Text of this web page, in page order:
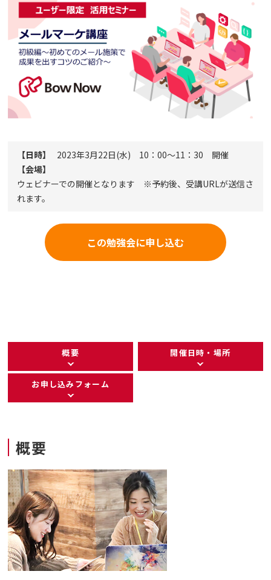
セミナー
お問い合わせ
代理店の方はこちら
マニュアルサイト
【日時】
2023年3月22日(水) 10：00～11：30 開催
【会場】
ウェビナーでの開催となります ※予約後、受講URLが送信さ
れます。
この勉強会に申し込む
概要 開催日時・場所
お申し込みフォーム
概要